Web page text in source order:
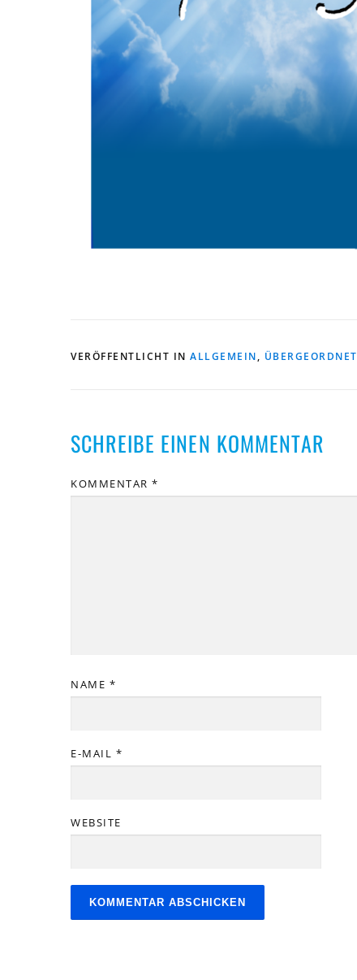
VERÖFFENTLICHT IN ALLGEMEIN, ÜBERGEORDNET
SCHREIBE EINEN KOMMENTAR
KOMMENTAR *
NAME *
E-MAIL *
WEBSITE